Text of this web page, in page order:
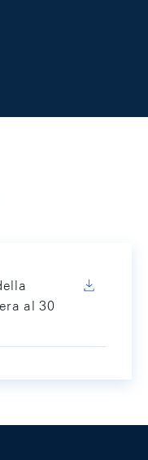
al 30